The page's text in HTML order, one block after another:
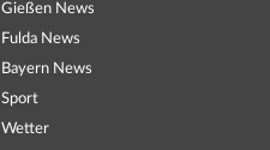
Gießen News
Fulda News
Bayern News
Sport
Wetter